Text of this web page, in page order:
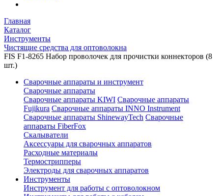
Главная
Каталог
Инструменты
Чистящие средства для оптоволокна
FIS F1-8265 Набор проволочек для прочистки коннекторов (8
шт.)
Сварочные аппараты и инструмент
Сварочные аппараты
Сварочные аппараты KIWI Сварочные аппараты
Fujikura Сварочные аппараты INNO Instrument
Сварочные аппараты ShinewayTech Cварочные
аппараты FiberFox
Скалыватели
Аксессуары для сварочных аппаратов
Расходные материалы
Термострипперы
Электроды для сварочных аппаратов
Инструменты
Инструмент для работы с оптоволокном